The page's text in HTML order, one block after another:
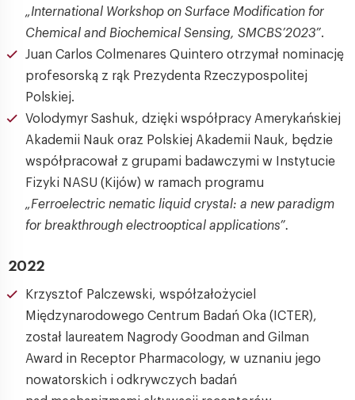
„International Workshop on Surface Modification for
Chemical and Biochemical Sensing, SMCBS’2023”.
Juan Carlos Colmenares Quintero otrzymał nominację
profesorską z rąk Prezydenta Rzeczypospolitej
Polskiej.
Volodymyr Sashuk, dzięki współpracy Amerykańskiej
Akademii Nauk oraz Polskiej Akademii Nauk, będzie
współpracował z grupami badawczymi w Instytucie
Fizyki NASU (Kijów) w ramach programu
„Ferroelectric nematic liquid crystal: a new paradigm
for breakthrough electrooptical applications”.
2022
Krzysztof Palczewski, współzałożyciel
Międzynarodowego Centrum Badań Oka (ICTER),
został laureatem Nagrody Goodman and Gilman
Award in Receptor Pharmacology, w uznaniu jego
nowatorskich i odkrywczych badań